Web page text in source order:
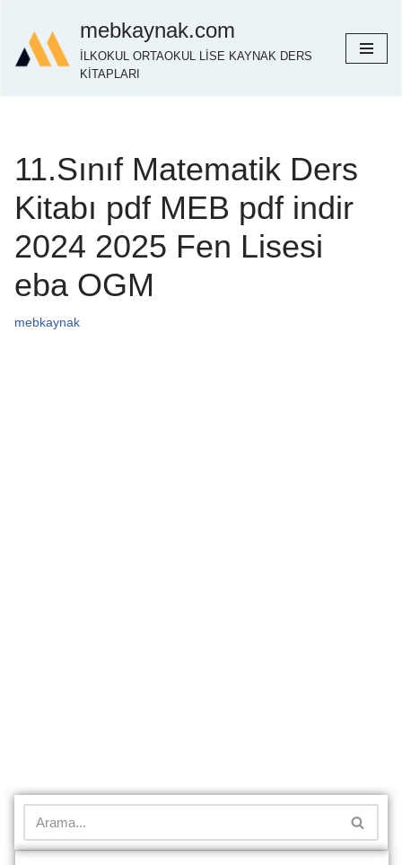
İçeriğe
geç
mebkaynak.com
İLKOKUL ORTAOKUL LİSE KAYNAK DERS
KİTAPLARI
11.Sınıf Matematik Ders
Kitabı pdf MEB pdf indir
2024 2025 Fen Lisesi
eba OGM
mebkaynak